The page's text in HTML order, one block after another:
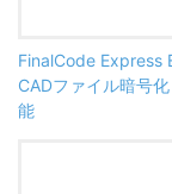
FinalCode Express
CADファイル暗号
能